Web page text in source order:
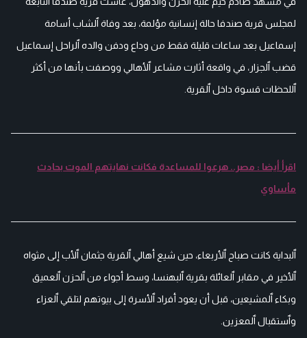
لمجلس قرية صندفا حالة إنسانية مؤلمة، بعد وفاة ٱلشاب أسامة
إسماعيل بعد ساعات قليلة فقط من وداع ودفن والده ٱلراحل إسماعيل
قضب ٱلجزار، في واقعة أثارت مشاعر ٱلأهالي ووصفت بأنها من أكثر
ٱللحظات قسوة داخل ٱلقرية.
اقرأ أيضا : مصر.. هرعوا للمساعدة فكانت نهايتهم الموت بحادث
مأساوي
ٱلبداية كانت صباح ٱلأربعاء، حين شيع أهالي ٱلقرية جثمان ٱلأب إلى مثواه
ٱلأخير في مقابر ٱلعائلة بقرية ٱلبهنسا، وسط أجواء من ٱلحزن ٱلعميق
وبكاء ٱلمشيعين، قبل أن يعود أفراد ٱلأسرة إلى بيوتهم لتلقي ٱلعزاء
وٱستقبال ٱلمعزين.